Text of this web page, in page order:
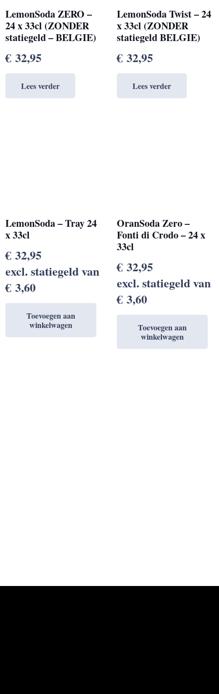
LemonSoda ZERO –
24 x 33cl (ZONDER
statiegeld – BELGIE)
€ 32,95
Lees verder
LemonSoda Twist – 24
x 33cl (ZONDER
statiegeld BELGIE)
€ 32,95
Lees verder
LemonSoda – Tray 24
x 33cl
€ 32,95
excl. statiegeld van
€ 3,60
Toevoegen aan
winkelwagen
OranSoda Zero –
Fonti di Crodo – 24 x
33cl
€ 32,95
excl. statiegeld van
€ 3,60
Toevoegen aan
winkelwagen